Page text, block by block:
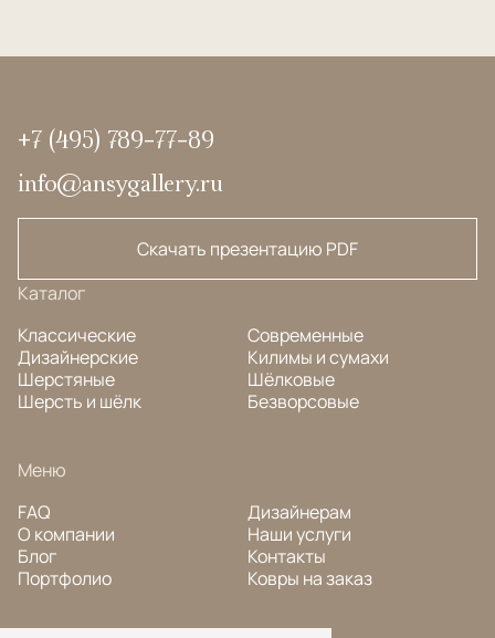
+7 (495) 789-77-89
info@ansygallery.ru
Скачать презентацию PDF
Каталог
Классические
Дизайнерские
Шерстяные
Шерсть и шёлк
Современные
Килимы и сумахи
Шёлковые
Безворсовые
Меню
FAQ
О компании
Блог
Портфолио
Дизайнерам
Наши услуги
Контакты
Ковры на заказ